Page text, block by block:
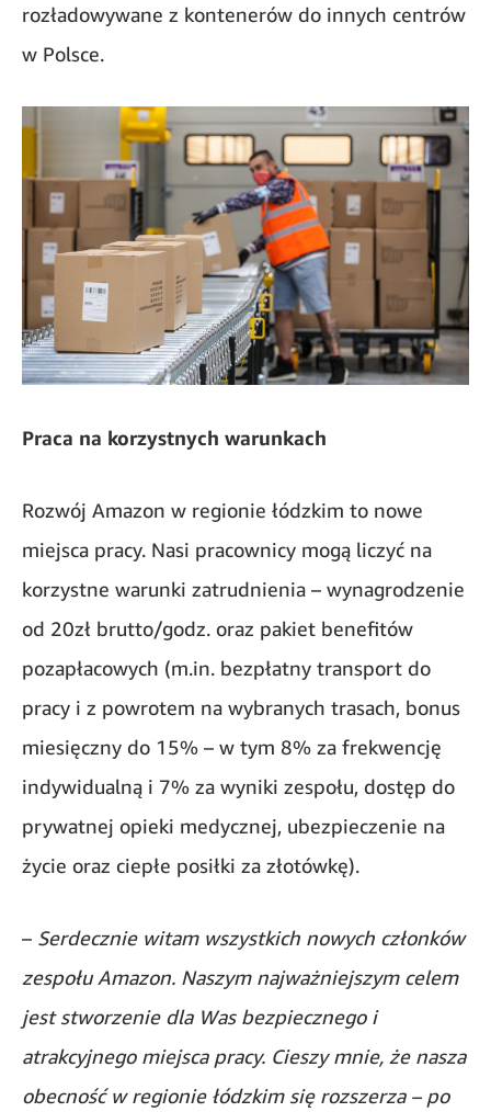
rozładowywane z kontenerów do innych centrów
w Polsce.
Praca na korzystnych warunkach
Rozwój Amazon w regionie łódzkim to nowe
miejsca pracy. Nasi pracownicy mogą liczyć na
korzystne warunki zatrudnienia – wynagrodzenie
od 20zł brutto/godz. oraz pakiet benefitów
pozapłacowych (m.in. bezpłatny transport do
pracy i z powrotem na wybranych trasach, bonus
miesięczny do 15% – w tym 8% za frekwencję
indywidualną i 7% za wyniki zespołu, dostęp do
prywatnej opieki medycznej, ubezpieczenie na
życie oraz ciepłe posiłki za złotówkę).
– Serdecznie witam wszystkich nowych członków
zespołu Amazon. Naszym najważniejszym celem
jest stworzenie dla Was bezpiecznego i
atrakcyjnego miejsca pracy. Cieszy mnie, że nasza
obecność w regionie łódzkim się rozszerza – po